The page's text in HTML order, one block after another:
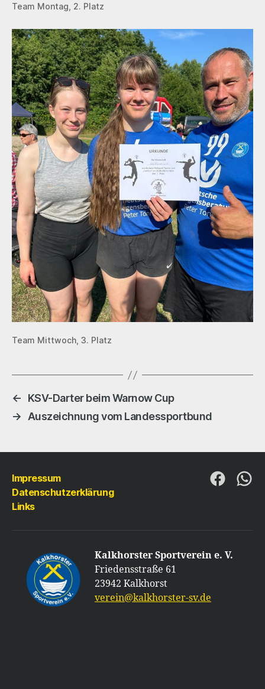
Team Montag, 2. Platz
Team Mittwoch, 3. Platz
←
KSV-Darter beim Warnow Cup
→ Auszeichnung vom Landessportbund
Impressum
Datenschutzerklärung
Links
Folge
Facebook
Kalkhorster Sportverein e. V.
Friedensstraße 61
23942 Kalkhorst
verein@kalkhorster-sv.de